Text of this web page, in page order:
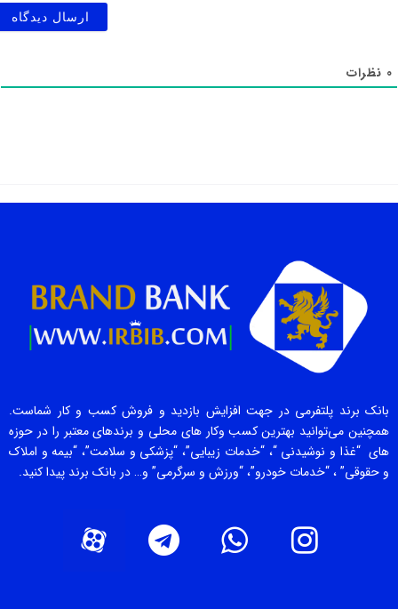
0 نظرات
بانک برند پلتفرمی در جهت افزایش بازدید و فروش کسب و کار شماست.
همچنین می‌توانید بهترین کسب وکار های محلی و برندهای معتبر را در حوزه
های “غذا و نوشیدنی “، “خدمات زیبایی”، “پزشکی و سلامت”، “بیمه و املاک
و حقوقی” ، “خدمات خودرو”، “ورزش و سرگرمی” و… در بانک برند پیدا کنید.